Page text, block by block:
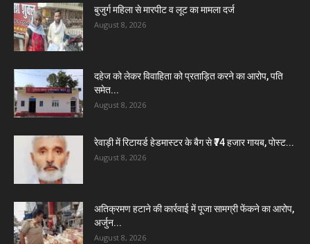
बुजुर्ग महिला से मारपीट व लूट का मामला दर्ज
August 8, 2026
दहेज को लेकर विवाहिता को प्रताड़ित करने का आरोप, पति
समेत...
August 8, 2026
रेवाड़ी में रिटायर्ड हेडमास्टर के बैग से ₹74 हजार गायब, पोस्ट...
August 8, 2026
अतिक्रमण हटाने की कार्रवाई में पूजा सामग्री फेंकने का आरोप,
अर्जुन...
August 8, 2026